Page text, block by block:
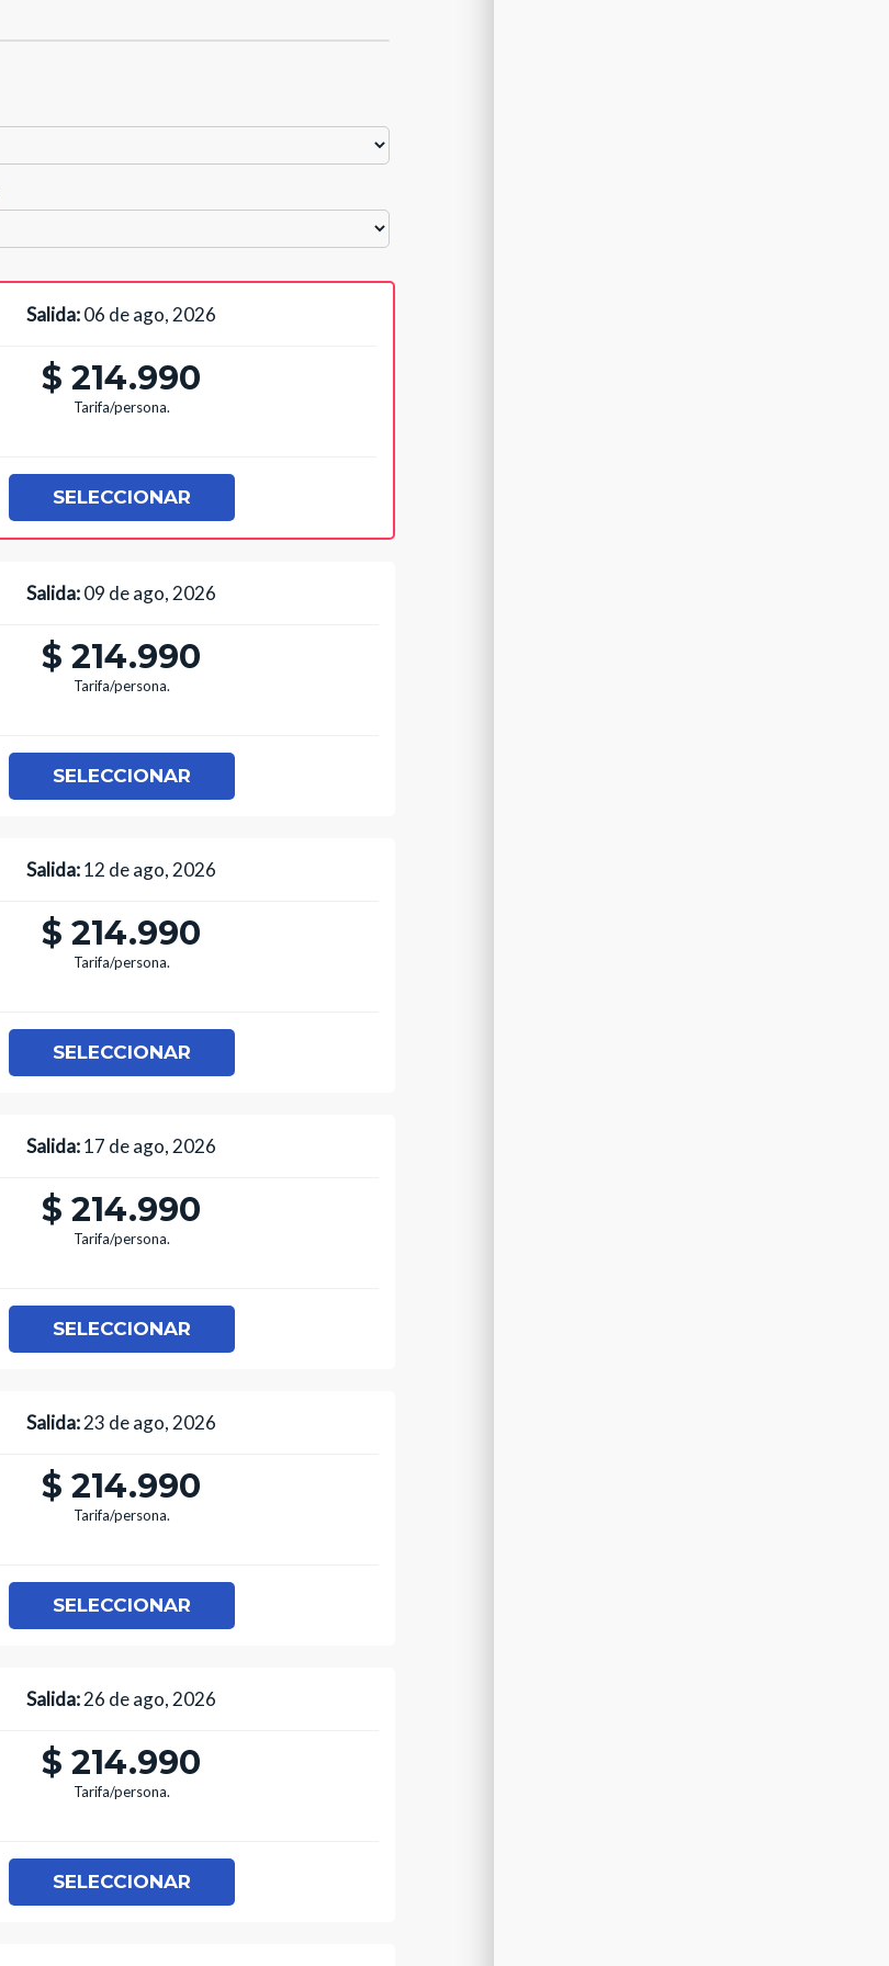
Salida:06 de ago, 2026
$ 214.990
Tarifa/persona.
SELECCIONAR
Salida:09 de ago, 2026
$ 214.990
Tarifa/persona.
SELECCIONAR
Salida:12 de ago, 2026
$ 214.990
Tarifa/persona.
SELECCIONAR
Salida:17 de ago, 2026
$ 214.990
Tarifa/persona.
SELECCIONAR
Salida:23 de ago, 2026
$ 214.990
Tarifa/persona.
SELECCIONAR
Salida:26 de ago, 2026
$ 214.990
Tarifa/persona.
SELECCIONAR